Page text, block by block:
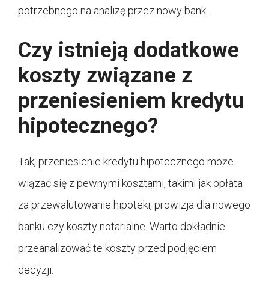
potrzebnego na analizę przez nowy bank.
Czy istnieją dodatkowe
koszty związane z
przeniesieniem kredytu
hipotecznego?
Tak, przeniesienie kredytu hipotecznego może
wiązać się z pewnymi kosztami, takimi jak opłata
za przewalutowanie hipoteki, prowizja dla nowego
banku czy koszty notarialne. Warto dokładnie
przeanalizować te koszty przed podjęciem
decyzji.